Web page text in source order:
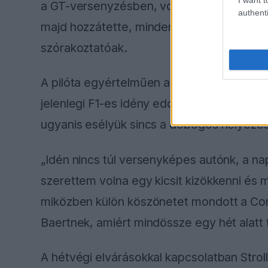
a GT-versenyzésben, volt miről eszmét
majd hozzátette, mindenki szeret ilyen
szórakoztatóak.
A pilóta egyértelműen a mentális
jelenlegi F1-es idény eddig nem sok
ugyanis esélyük sincs a dobogós
„Idén nincs túl versenyképes autónk, a
szerettem volna egy kicsit kizökkenni és
miközben külön köszönetet mondott a
Baertnek, amiért mindössze egy hét
A hétvégi elvárásokkal kapcsolatban